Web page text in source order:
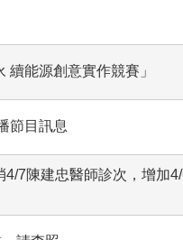
續能源創意實作競賽」
節目訊息
4/7陳建忠醫師診次，增加